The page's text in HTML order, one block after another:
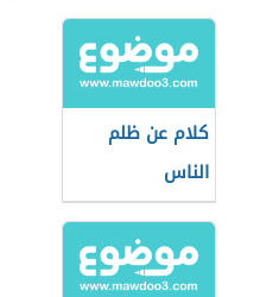
كلام عن ظلم
الناس